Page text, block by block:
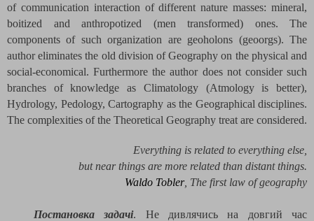
of communication interaction of different nature masses: mineral,
boitized and anthropotized (men transformed) ones. The
components of such organization are geoholons (geoorgs). The
author eliminates the old division of Geography on the physical and
social-economical. Furthermore the author does not consider such
branches of knowledge as Climatology (Atmology is better),
Hydrology, Pedology, Cartography as the Geographical disciplines.
The complexities of the Theoretical Geography treat are considered.
Everything is related to everything else,
but near things are more related than distant things.
Waldo Tobler, The first law of geography
Постановка задачі. Не дивлячись на довгий час